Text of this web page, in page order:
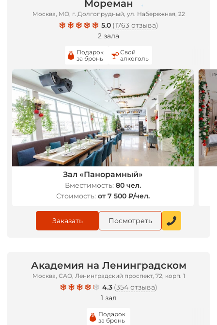
Мореман
Москва, МО, г. Долгопрудный, ул. Набережная, 22
5.0 (1763 отзыва)
2 зала
Подарок
за бронь
Свой
алкоголь
Зал «Панорамный»
Вместимость: 80 чел.
Стоимость: от 7 500 ₽/чел.
Заказать Посмотреть
Академия на Ленинградском
Москва, САО, Ленинградский проспект, 72, корп. 1
4.3 (354 отзыва)
1 зал
Подарок
за бронь